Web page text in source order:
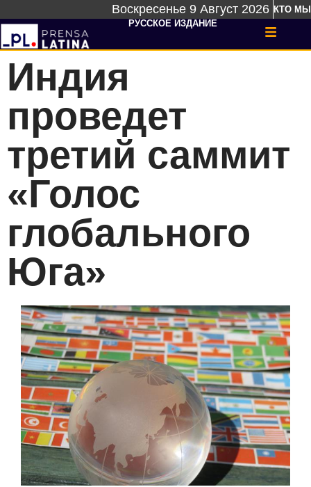
Воскресенье 9 Август 2026 КТО МЫ
РУССКОЕ ИЗДАНИЕ
Индия
проведет
третий саммит
«Голос
глобального
Юга»